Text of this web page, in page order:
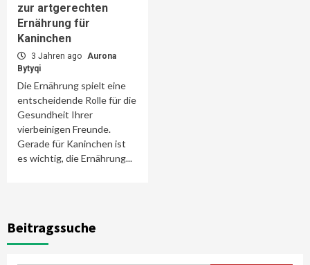
zur artgerechten
Ernährung für
Kaninchen
3 Jahren ago Aurona
Bytyqi
Die Ernährung spielt eine
entscheidende Rolle für die
Gesundheit Ihrer
vierbeinigen Freunde.
Gerade für Kaninchen ist
es wichtig, die Ernährung...
Beitragssuche